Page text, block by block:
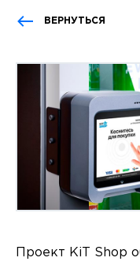
ВЕРНУТЬСЯ
Проект KiT Shop